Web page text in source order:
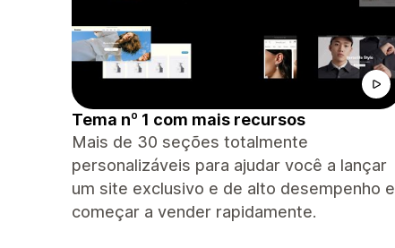
Tema nº 1 com mais recursos
Mais de 30 seções totalmente
personalizáveis ​​para ajudar você a lançar
um site exclusivo e de alto desempenho e
começar a vender rapidamente.